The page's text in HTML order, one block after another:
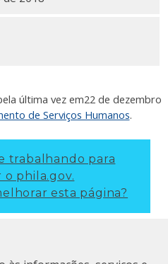
última vez em22 de dezembro
de Serviços Humanos.
trabalhando para
o phila.gov.
esta página?